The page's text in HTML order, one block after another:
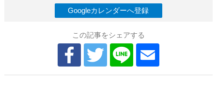
Googleカレンダーへ登録
この記事をシェアする